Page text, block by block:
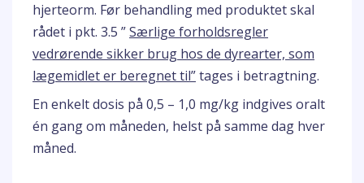
hjerteorm. Før behandling med produktet skal
rådet i pkt. 3.5 ”Særlige forholdsregler
vedrørende sikker brug hos de dyrearter, som
lægemidlet er beregnet til”tages i betragtning.
En enkelt dosis på 0,5 – 1,0 mg/kg indgives oralt
én gang om måneden, helst på samme dag hver
måned.